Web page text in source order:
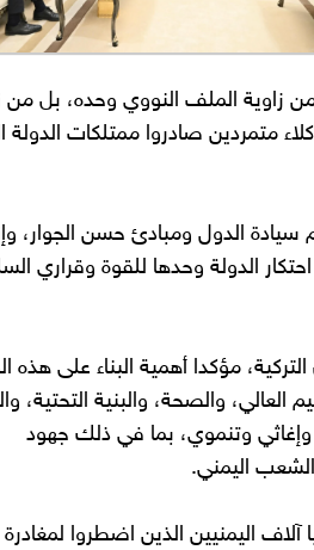
من زاوية الملف النووي وحده، بل من
متمردين صادروا ممتلكات الدولة
الدول ومبادئ حسن الجوار،
الدولة وحدها للقوة وقراري
مؤكدا أهمية البناء على هذه
والصحة، والبنية التحتية،
وإغاثي وتنموي، بما في ذلك جهود
اليمني.
اليمنيين الذين اضطروا لمغادرة